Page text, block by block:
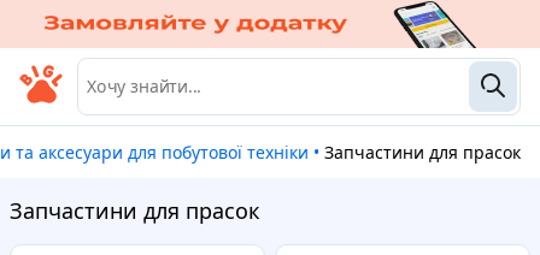
та аксесуари для побутової техніки • Запчастини для прасок
Запчастини для прасок